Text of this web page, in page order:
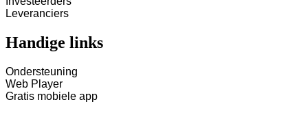
Leveranciers
Handige links
Ondersteuning
Web Player
Gratis mobiele app